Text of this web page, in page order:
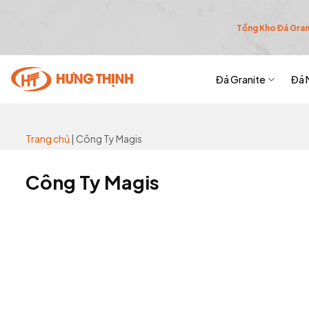
Tổng Kho Đá
Đá Granite Đá
Trang chủ | Công Ty Magis
Công Ty Magis